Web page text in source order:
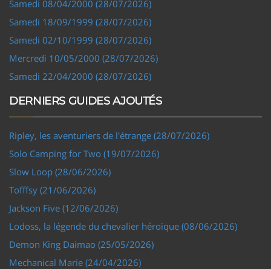
Samedi 08/04/2000 (28/07/2026)
Samedi 18/09/1999 (28/07/2026)
Samedi 02/10/1999 (28/07/2026)
Mercredi 10/05/2000 (28/07/2026)
Samedi 22/04/2000 (28/07/2026)
DERNIERS GUIDES AJOUTÉS
Ripley, les aventuriers de l'étrange (28/07/2026)
Solo Camping for Two (19/07/2026)
Slow Loop (28/06/2026)
Tofffsy (21/06/2026)
Jackson Five (12/06/2026)
Lodoss, la légende du chevalier héroïque (08/06/2026)
Demon King Daimao (25/05/2026)
Mechanical Marie (24/04/2026)